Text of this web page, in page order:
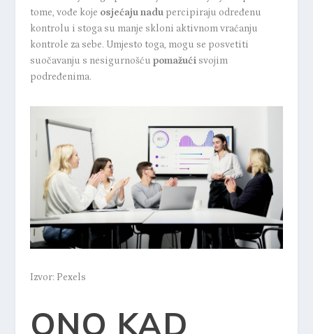
tome, vođe koje osjećaju nadupercipiraju određenu
kontrolu i stoga su manje skloni aktivnom vraćanju
kontrole za sebe. Umjesto toga, mogu se posvetiti
suočavanju s nesigurnošću pomažućisvojim
podređenima.
Izvor: Pexels
ONO KAD